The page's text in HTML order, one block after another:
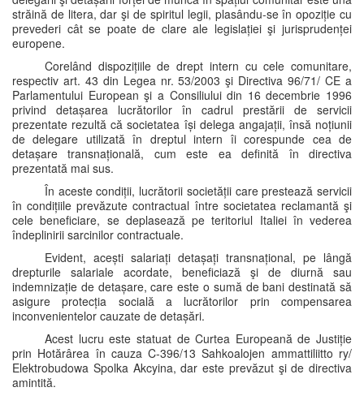
străină de litera, dar şi de spiritul legii, plasându-se în opoziție cu
prevederi cât se poate de clare ale legislației şi jurisprudenței
europene.
Corelând dispozițiile de drept intern cu cele comunitare,
respectiv art. 43 din Legea nr. 53/2003 şi Directiva 96/71/ CE a
Parlamentului European şi a Consiliului din 16 decembrie 1996
privind detașarea lucrătorilor în cadrul prestării de servicii
prezentate rezultă că societatea își delega angajații, însă noțiunii
de delegare utilizată în dreptul intern îi corespunde cea de
detașare transnațională, cum este ea definită în directiva
prezentată mai sus.
În aceste condiții, lucrătorii societății care prestează servicii
în condițiile prevăzute contractual între societatea reclamantă şi
cele beneficiare, se deplasează pe teritoriul Italiei în vederea
îndeplinirii sarcinilor contractuale.
Evident, acești salariați detașați transnațional, pe lângă
drepturile salariale acordate, beneficiază şi de diurnă sau
indemnizație de detașare, care este o sumă de bani destinată să
asigure protecția socială a lucrătorilor prin compensarea
inconvenientelor cauzate de detașări.
Acest lucru este statuat de Curtea Europeană de Justiție
prin Hotărârea în cauza C-396/13 Sahkoalojen ammattiliitto ry/
Elektrobudowa Spolka Akcyina, dar este prevăzut şi de directiva
amintită.